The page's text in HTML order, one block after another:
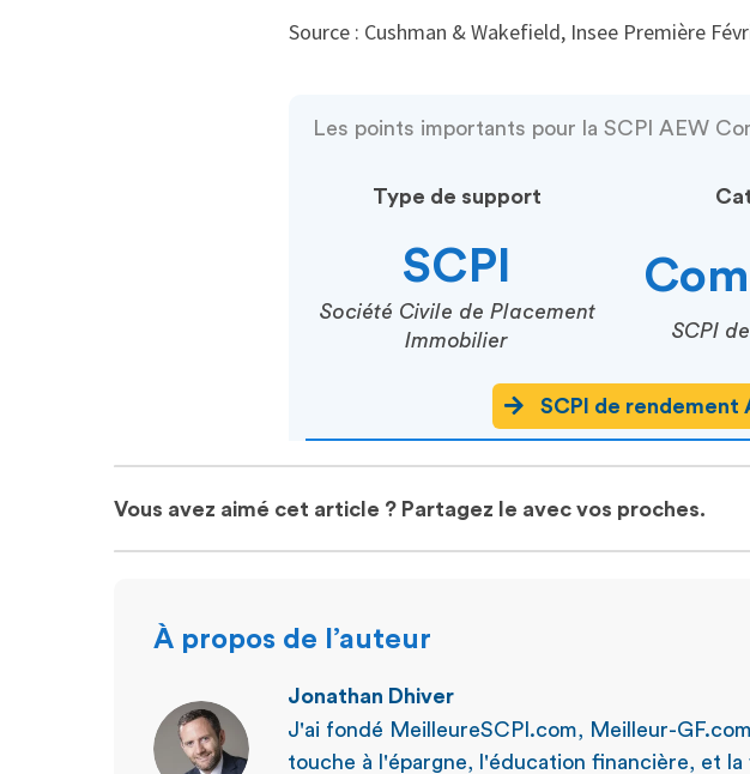
Source : Cushman & Wakefield, Insee Première
Les points importants pour la SCPI AEW
Type de support
SCPI
Société Civile de Placement
Immobilier
SCPI
SCPI de rendement
Vous avez aimé cet article ? Partagez le avec vos proches.
À propos de l’auteur
Jonathan Dhiver
J'ai fondé MeilleureSCPI.com, Meilleur-
touche à l'épargne, l'éducation financière, et